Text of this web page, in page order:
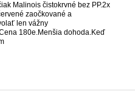
Malinois čistokrvné bez PP.2x
zaočkované a
len vážny
180e.Menšia dohoda.Keď